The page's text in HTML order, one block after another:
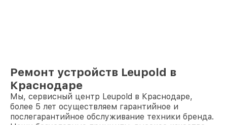
Ремонт устройств Leupold в
Краснодаре
Мы, сервисный центр Leupold в Краснодаре,
более 5 лет осуществляем гарантийное и
послегарантийное обслуживание техники бренда.